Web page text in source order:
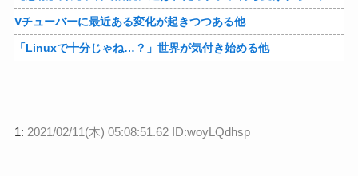
Vチューバーに最近ある変化が起きつつある他
「Linuxで十分じゃね…？」世界が気付き始める他
1: 2021/02/11(木) 05:08:51.62 ID:woyLQdhsp